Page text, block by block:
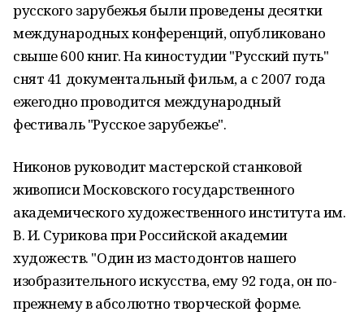
русского зарубежья были проведены десятки
международных конференций, опубликовано
свыше 600 книг. На киностудии "Русский путь"
снят 41 документальный фильм, а с 2007 года
ежегодно проводится международный
фестиваль "Русское зарубежье".
Никонов руководит мастерской станковой
живописи Московского государственного
академического художественного института им.
В. И. Сурикова при Российской академии
художеств. "Один из мастодонтов нашего
изобразительного искусства, ему 92 года, он по-
прежнему в абсолютно творческой форме.